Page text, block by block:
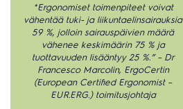
*Ergonomiset toimenpiteet voivat
vähentää tuki- ja liikuntaelinsairauksia
59 %, jolloin sairauspäivien määrä
vähenee keskimäärin 75 % ja
tuottavuuden lisääntyy 25 %.” – Dr
Francesco Marcolin, ErgoCertin
(European Certified Ergonomist –
EUR.ERG.) toimitusjohtaja